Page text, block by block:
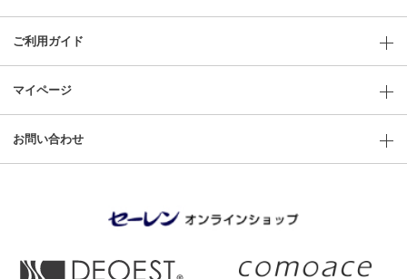
ご利用ガイド
マイページ
お問い合わせ